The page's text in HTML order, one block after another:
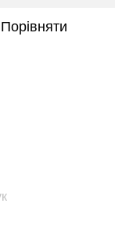
Порівняти